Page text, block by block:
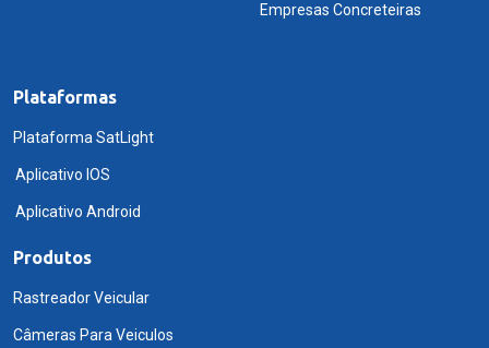
Empresas Concreteiras
Plataformas
Plataforma SatLight
Aplicativo IOS
Aplicativo Android
Produtos
Rastreador Veicular
Câmeras Para Veiculos